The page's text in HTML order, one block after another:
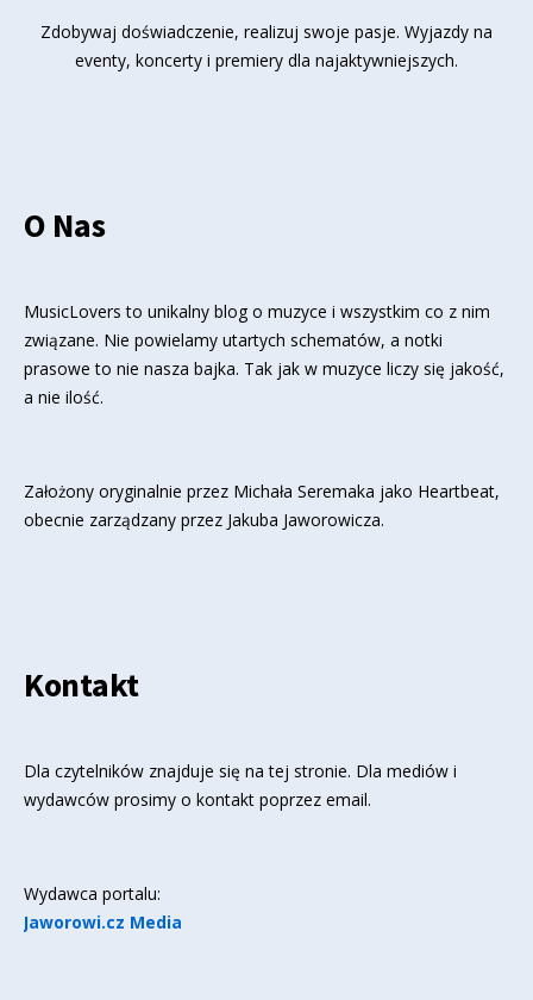
Zdobywaj doświadczenie, realizuj swoje pasje. Wyjazdy na
eventy, koncerty i premiery dla najaktywniejszych.
O Nas
MusicLovers to unikalny blog o muzyce i wszystkim co z nim
związane. Nie powielamy utartych schematów, a notki
prasowe to nie nasza bajka. Tak jak w muzyce liczy się jakość,
a nie ilość.
Założony oryginalnie przez Michała Seremaka jako Heartbeat,
obecnie zarządzany przez Jakuba Jaworowicza.
Kontakt
Dla czytelników znajduje się na tej stronie. Dla mediów i
wydawców prosimy o kontakt poprzez email.
Wydawca portalu:
Jaworowi.cz Media